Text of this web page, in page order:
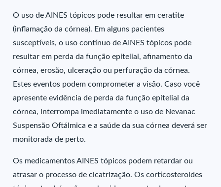
O uso de AINES tópicos pode resultar em ceratite
(inflamação da córnea). Em alguns pacientes
susceptíveis, o uso contínuo de AINES tópicos pode
resultar em perda da função epitelial, afinamento da
córnea, erosão, ulceração ou perfuração da córnea.
Estes eventos podem comprometer a visão. Caso você
apresente evidência de perda da função epitelial da
córnea, interrompa imediatamente o uso de Nevanac
Suspensão Oftálmica e a saúde da sua córnea deverá ser
monitorada de perto.
Os medicamentos AINES tópicos podem retardar ou
atrasar o processo de cicatrização. Os corticosteroides